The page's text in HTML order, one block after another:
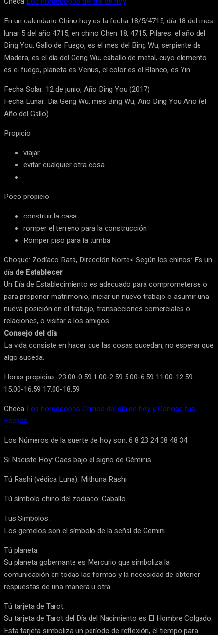
En un calendario Chino hoy es la fecha 18/5/4715, día 18 del mes
lunar 5 del año 4715, en chino Chen 18, 4715, Pilares: el año del
Ding You, Gallo de Fuego, es el mes del Bing Wu, serpiente de
Madera, es el día del Geng Wu, caballo de metal, cuyo elemento
es el fuego, planeta es Venus, el color es el Blanco, es Yin.
Fecha Solar: 12 de junio, Año Ding You (2017)
Fecha Lunar: Día Geng Wu, mes Bing Wu, Año Ding You Año (el
Año del Gallo)
Propicio
viajar
evitar cualquier otra cosa
Poco propicio
construir la casa
romper el terreno para la construcción
Romper piso para la tumba
Choque: Zodíaco Rata, Dirección Norte< Según los chinos: Es un
día de Establecer
Un Día de Establecimiento es adecuado para comprometerse o
para proponer matrimonio, iniciar un nuevo trabajo o asumir una
nueva posición en el trabajo, transacciones comerciales o
relaciones, o visitar a los amigos.
Consejo del día
La vida consiste en hacer que las cosas sucedan, no esperar que
algo suceda.
Horas propicias: 23:00-0:59 1:00-2:59 5:00-6:59 11:00-12:59
15:00-16:59 17:00-18:59
Checa Los horóscopos Chinos del día de hoy y Conoce tus
Fechas
Los Números de la suerte de hoy son: 6 8 23 24 38 48 34
Si Naciste Hoy: Caes bajo el signo de Géminis
Tú Rashi (védica Luna): Mithuna Rashi
Tú símbolo chino del zodiaco: Caballo
Tus Símbolos :
Los gemelos son el símbolo de la señal de Gemini
Tú planeta:
Su planeta gobernante es Mercurio que simboliza la
comunicación en todas las formas y la necesidad de obtener
respuestas de una manera u otra.
Tú tarjeta de Tarot:
Su tarjeta de Tarot del Día del Nacimiento es El Hombre Colgado.
Esta tarjeta simboliza un período de reflexión, el tiempo para